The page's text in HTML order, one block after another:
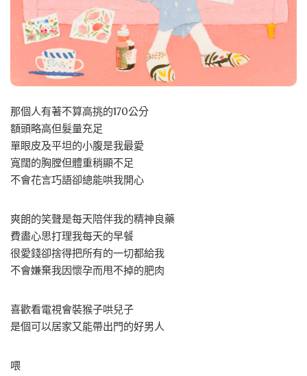
那個人有著不算高挑的170公分
額頭略高但髮量充足
單眼皮及平坦的小腹是我最愛
寬闊的胸膛但體重稍顯不足
不會花言巧語卻總能哄我開心
爽朗的笑聲是每天陪伴我的精神良藥
費盡心思打理我每天的早餐
很愛錢卻捨得把所有的一切都給我
不會嫌棄我因懷孕而甩不掉的肥肉
喜歡看電視會裝猴子哄兒子
是個可以居家又能帶出門的好男人
喂